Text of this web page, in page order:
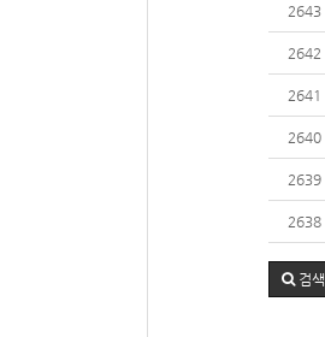
2643
2642
2641
2640
2639
2638
검색